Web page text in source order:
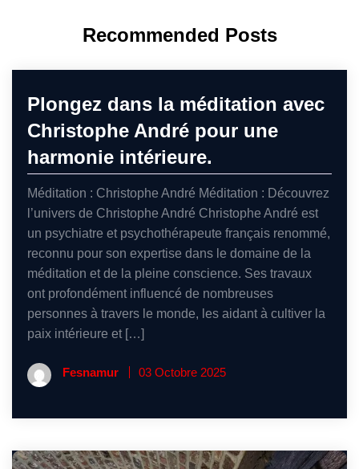
Recommended Posts
Plongez dans la méditation avec
Christophe André pour une
harmonie intérieure.
Méditation : Christophe André Méditation : Découvrez
l’univers de Christophe André Christophe André est
un psychiatre et psychothérapeute français renommé,
reconnu pour son expertise dans le domaine de la
méditation et de la pleine conscience. Ses travaux
ont profondément influencé de nombreuses
personnes à travers le monde, les aidant à cultiver la
paix intérieure et […]
Fesnamur 03 Octobre 2025